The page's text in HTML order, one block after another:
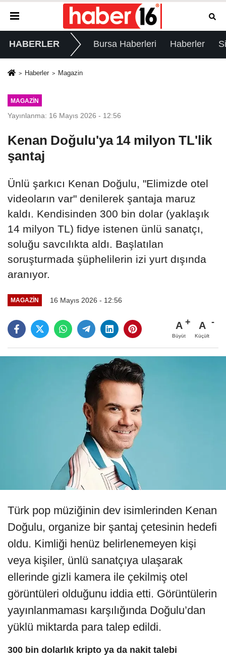
HABERLER Bursa Haberleri Haberler
Haberler Magazin
MAGAZIN
Yayınlanma: 16 Mayıs 2026 - 12:56
Kenan Doğulu'ya 14 milyon TL'lik
şantaj
Ünlü şarkıcı Kenan Doğulu, "Elimizde otel
videoların var" denilerek şantaja maruz
kaldı. Kendisinden 300 bin dolar (yaklaşık
14 milyon TL) fidye istenen ünlü sanatçı,
soluğu savcılıkta aldı. Başlatılan
soruşturmada şüphelilerin izi yurt dışında
aranıyor.
MAGAZIN 16 Mayıs 2026 - 12:56
A
Büyüt
A
Küçült
Türk pop müziğinin dev isimlerinden Kenan
Doğulu, organize bir şantaj çetesinin hedefi
oldu. Kimliği henüz belirlenemeyen kişi
veya kişiler, ünlü sanatçıya ulaşarak
ellerinde gizli kamera ile çekilmiş otel
görüntüleri olduğunu iddia etti. Görüntülerin
yayınlanmaması karşılığında Doğulu’dan
yüklü miktarda para talep edildi.
300 bin dolarlık kripto ya da nakit talebi